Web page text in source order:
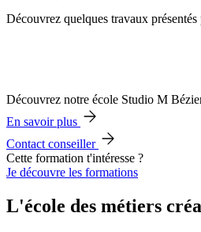
Découvrez quelques travaux
Découvrez notre école Studio M
En savoir plus
Contact conseiller
Cette formation t'intéresse ?
Je découvre les formations
L'école des métiers